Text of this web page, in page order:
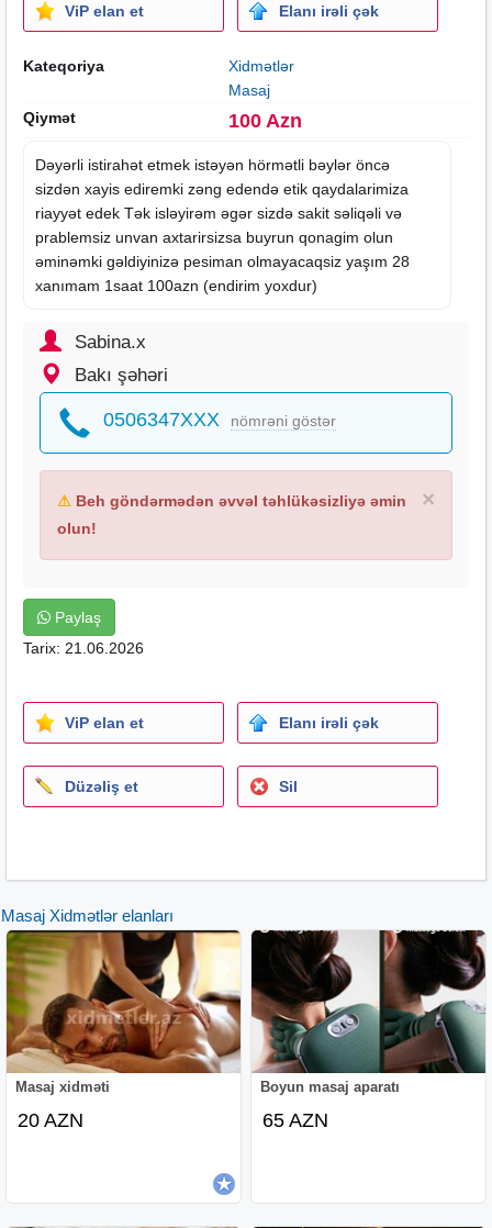
ViP elan et Elanı irəli çək
Kateqoriya
Xidmətlər
Masaj
Qiymət
100 Azn
Dəyərli istirahət etmek istəyən hörmətli bəylər öncə
sizdən xayis ediremki zəng edendə etik qaydalarimiza
riayyət edek Tək isləyirəm əgər sizdə sakit səliqəli və
prablemsiz unvan axtarirsizsa buyrun qonagim olun
əminəmki gəldiyinizə pesiman olmayacaqsiz yaşım 28
xanımam 1saat 100azn (endirim yoxdur)
Sabina.x
Bakı şəhəri
0506347XXX nömrəni göstər
×
⚠ Beh göndərmədən əvvəl təhlükəsizliyə əmin
olun!
Paylaş
Tarix: 21.06.2026
ViP elan et Elanı irəli çək
Düzəliş et Sil
Masaj Xidmətlər elanları
Masaj xidməti
20 AZN
Boyun masaj aparatı
65 AZN